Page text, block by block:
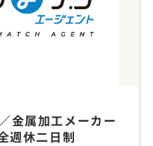
金属加工メーカー
週休二日制